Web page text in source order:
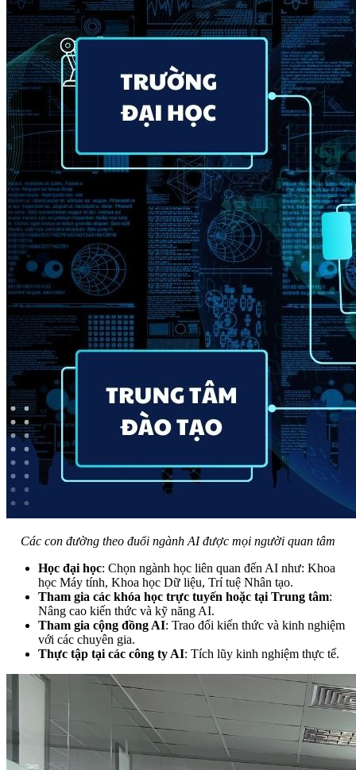
Các con đường theo đuổi ngành AI được mọi người quan tâm
Học đại học: Chọn ngành học liên quan đến AI như: Khoa
học Máy tính, Khoa học Dữ liệu, Trí tuệ Nhân tạo.
Tham gia các khóa học trực tuyến hoặc tại Trung tâm:
Nâng cao kiến thức và kỹ năng AI.
Tham gia cộng đồng AI: Trao đổi kiến thức và kinh nghiệm
với các chuyên gia.
Thực tập tại các công ty AI: Tích lũy kinh nghiệm thực tế.